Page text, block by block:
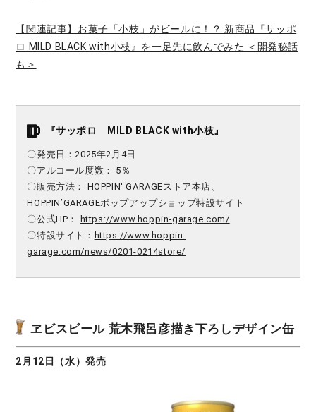
【関連記事】お菓子「小枝」がビールに！？ 新商品『サッポ
ロ MILD BLACK with小枝』を一足先に飲んでみた ＜開発秘話
も＞
『サッポロ MILD BLACK with小枝』
〇発売日：2025年2月4日
〇アルコール度数： 5％
〇販売方法： HOPPIN' GARAGEストア本店、
HOPPIN’GARAGEポップアップショップ特設サイト
〇公式HP： https://www.hoppin-garage.com/
〇特設サイト： https://www.hoppin-
garage.com/news/0201-0214store/
ヱビスビール 荒木飛呂彦描き下ろしデザイン缶
2月12日（水）発売